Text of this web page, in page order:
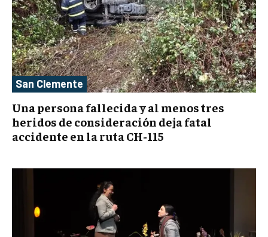
San Clemente
Una persona fallecida y al menos tres
heridos de consideración deja fatal
accidente en la ruta CH-115